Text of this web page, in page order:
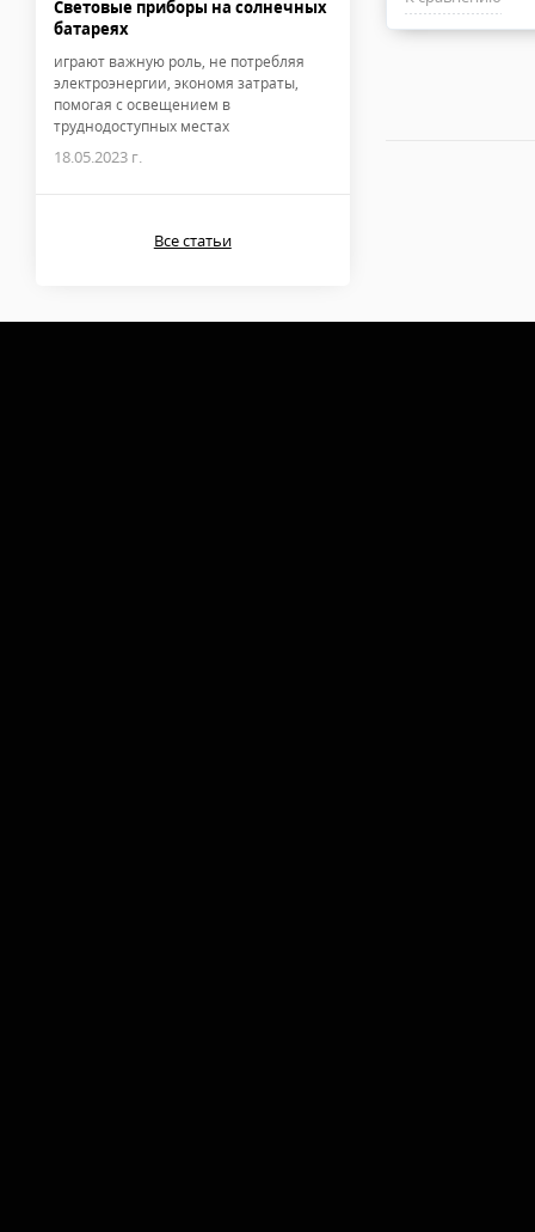
Световые приборы на солнечных
батареях
играют важную роль, не потребляя
электроэнергии, экономя затраты,
помогая с освещением в
труднодоступных местах
18.05.2023 г.
Все статьи